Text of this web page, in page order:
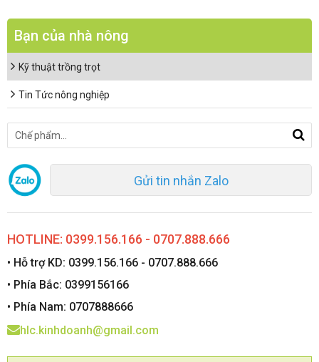
Bạn của nhà nông
Kỹ thuật trồng trọt
Tin Tức nông nghiệp
Gửi tin nhắn Zalo
HOTLINE: 0399.156.166 - 0707.888.666
• Hỗ trợ KD: 0399.156.166 - 0707.888.666
• Phía Bắc: 0399156166
• Phía Nam: 0707888666
hlc.kinhdoanh@gmail.com